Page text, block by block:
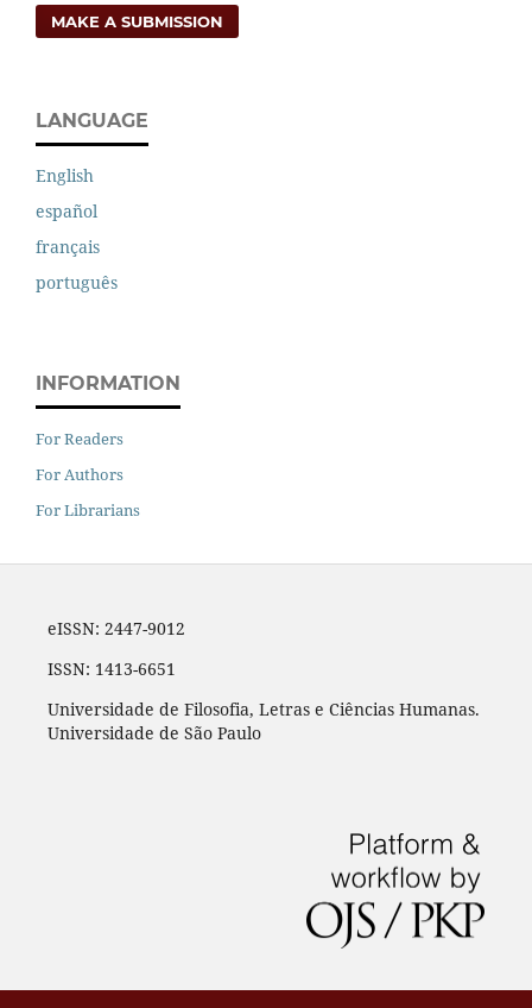
MAKE A SUBMISSION
LANGUAGE
English
español
français
português
INFORMATION
For Readers
For Authors
For Librarians
eISSN: 2447-9012
ISSN: 1413-6651
Universidade de Filosofia, Letras e Ciências Humanas.
Universidade de São Paulo